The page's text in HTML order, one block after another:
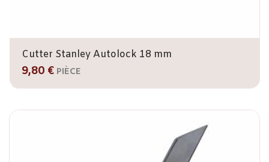
Cutter Stanley Autolock 18 mm
9,80 € PIÈCE